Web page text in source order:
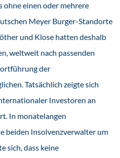
ohne einen oder mehrere
Meyer Burger-Standorte
und Klose hatten deshalb
weltweit nach passenden
der
Tatsächlich zeigte sich
Investoren an
In monatelangen
beiden Insolvenzverwalter um
sich, dass keine